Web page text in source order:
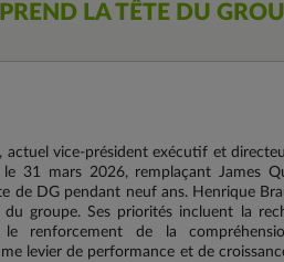
LA TÊTE DU
vice-président exécutif et
31 mars 2026, remplaçant James
de DG pendant neuf ans. Henrique
groupe. Ses priorités incluent la
renforcement de la
levier de performance et de